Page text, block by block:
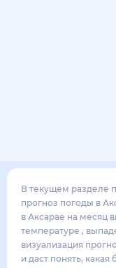
В текущем разделе
прогноз погоды в
в Аксарае на месяц
температуре ,
визуализация
и даст понять,